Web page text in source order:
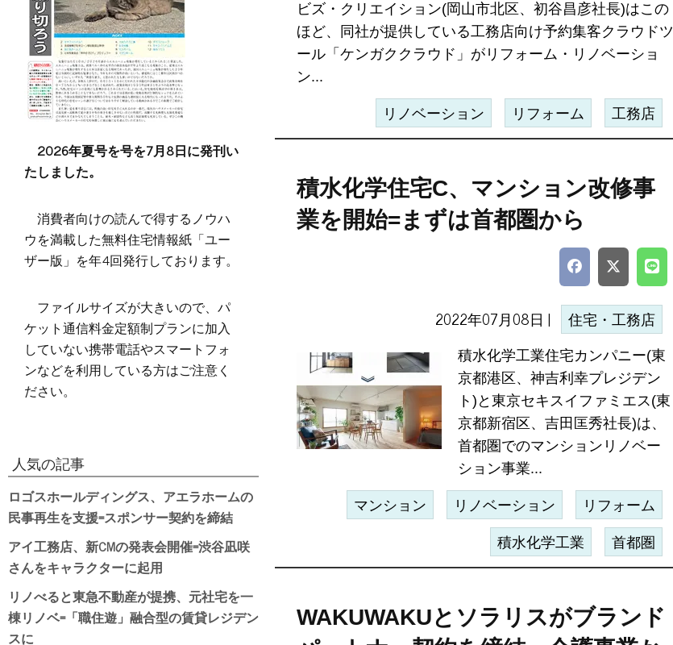
ビズ・クリエイション(岡山市北区、初谷昌彦社長)はこの
ほど、同社が提供している工務店向け予約集客クラウドツ
ール「ケンガククラウド」がリフォーム・リノベーショ
ン...
リノベーション リフォーム 工務店
積水化学住宅C、マンション改修事
業を開始=まずは首都圏から
2022年07月08日 | 住宅・工務店
積水化学工業住宅カンパニー(東
京都港区、神吉利幸プレジデン
ト)と東京セキスイファミエス(東
京都新宿区、吉田匡秀社長)は、
首都圏でのマンションリノベー
ション事業...
マンション リノベーション リフォーム
積水化学工業 首都圏
WAKUWAKUとソラリスがブランド
2026年夏号を号を7月8日に発刊い
たしました。
消費者向けの読んで得するノウハ
ウを満載した無料住宅情報紙「ユー
ザー版」を年4回発行しております。
ファイルサイズが大きいので、パ
ケット通信料金定額制プランに加入
していない携帯電話やスマートフォ
ンなどを利用している方はご注意く
ださい。
人気の記事
ロゴスホールディングス、アエラホームの
民事再生を支援=スポンサー契約を締結
アイ工務店、新CMの発表会開催=渋谷凪咲
さんをキャラクターに起用
リノべると東急不動産が提携、元社宅を一
棟リノベ=「職住遊」融合型の賃貸レジデン
スに